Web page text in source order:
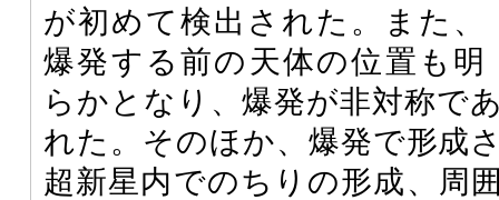
が初めて検出された。また、
爆発する前の天体の位置も明
らかとなり、爆発が非対称で
れた。そのほか、爆発で形成
超新星内でのちりの形成、周